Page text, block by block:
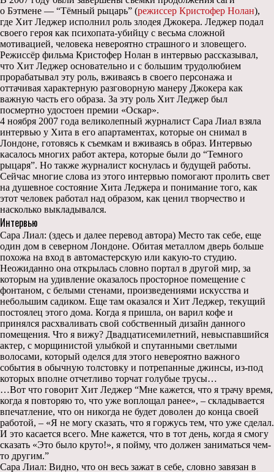
о Бэтмене — “Тёмный рыцарь” (режиссер Кристофер Нолан),
где Хит Леджер исполнил роль злодея Джокера. Леджер подал
своего героя как психопата-убийцу с весьма сложной
мотивацией, человека невероятно страшного и зловещего.
Режиссёр фильма Кристофер Нолан в интервью рассказывал,
что Хит Леджер основательно и с большим трудолюбием
прорабатывал эту роль, вживаясь в своего персонажа и
оттачивая характерную разговорную манеру Джокера как
важную часть его образа. За эту роль Хит Леджер был
посмертно удостоен премии «Оскар».
4 ноября 2007 года великолепный журналист Сара Лиал взяла
интервью у Хита в его апартаментах, которые он снимал в
Лондоне, готовясь к съемкам и вживаясь в образ. Интервью
касалось многих работ актера, которые были до “Темного
рыцаря”. Но также журналист коснулась и будущей работы.
Сейчас многие слова из этого интервью помогают пролить свет
на душевное состояние Хита Леджера и понимание того, как
этот человек работал над образом, как ценил творчество и
насколько выкладывался.
Интервью
Сара Лиал: (здесь и далее перевод автора) Место так себе, еще
один дом в северном Лондоне. Обитая металлом дверь больше
похожа на вход в автомастерскую или какую-то студию.
Неожиданно она открылась словно портал в другой мир, за
которым на удивление оказалось просторное помещение с
фонтаном, с белыми стенами, произведениями искусства и
небольшим садиком. Еще там оказался и Хит Леджер, текущий
постоялец этого дома. Когда я пришла, он варил кофе и
принялся расхваливать свой собственный дизайн данного
помещения. Что я вижу? Двадцатисемилетний, невыспавшийся
актер, с морщинистой улыбкой и спутанными светлыми
волосами, который оделся для этого невероятно важного
события в обычную толстовку и потрепанные джинсы, из-под
которых вполне отчетливо торчат голубые трусы…
…Вот что говорит Хит Леджер “Мне кажется, что я трачу время,
когда я повторяю то, что уже воплощал ранее», – складывается
впечатление, что он никогда не будет доволен до конца своей
работой, – «Я не могу сказать, что я горжусь тем, что уже сделал.
И это касается всего. Мне кажется, что в тот день, когда я смогу
сказать «Это было круто!», я пойму, что должен заниматься чем-
то другим.”
Сара Лиал: Видно, что он весь зажат в себе, словно завязан в